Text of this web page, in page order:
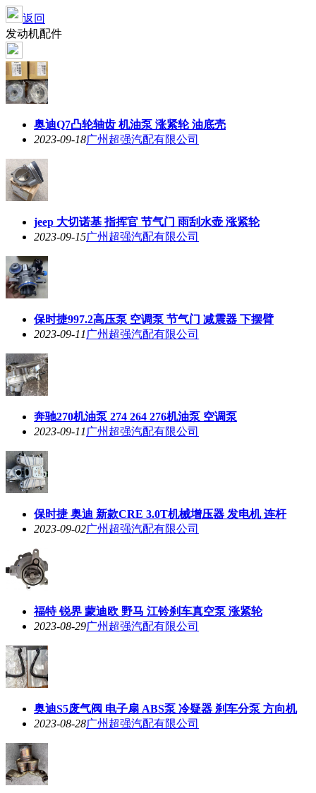
返回
发动机配件
奥迪Q7凸轮轴齿 机油泵 涨紧轮 油底壳
2023-09-18广州超强汽配有限公司
jeep 大切诺基 指挥官 节气门 雨刮水壶 涨紧轮
2023-09-15广州超强汽配有限公司
保时捷997.2高压泵 空调泵 节气门 减震器 下摆臂
2023-09-11 广州超强汽配有限公司
奔驰270机油泵 274 264 276机油泵 空调泵
2023-09-11 广州超强汽配有限公司
保时捷 奥迪 新款CRE 3.0T机械增压器 发电机 连杆
2023-09-02广州超强汽配有限公司
福特 锐界 蒙迪欧 野马 江铃刹车真空泵 涨紧轮
2023-08-29广州超强汽配有限公司
奥迪S5废气阀 电子扇 ABS泵 冷疑器 刹车分泵 方向机
2023-08-28广州超强汽配有限公司